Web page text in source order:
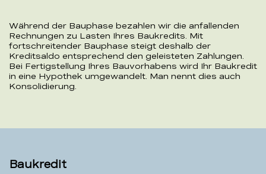
Während der Bauphase bezahlen wir die anfallenden
Rechnungen zu Lasten Ihres Baukredits. Mit
fortschreitender Bauphase steigt deshalb der
Kreditsaldo entsprechend den geleisteten Zahlungen.
Bei Fertigstellung Ihres Bauvorhabens wird Ihr Baukredit
in eine Hypothek umgewandelt. Man nennt dies auch
Konsolidierung.
Baukredit